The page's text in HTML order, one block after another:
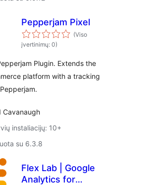
Pepperjam Pixel
(Viso
įvertinimų: 0)
Plugin. Extends the
platform with a tracking
Cavanaugh
instaliacijų: 10+
su 6.3.8
Flex Lab | Google
Analytics for